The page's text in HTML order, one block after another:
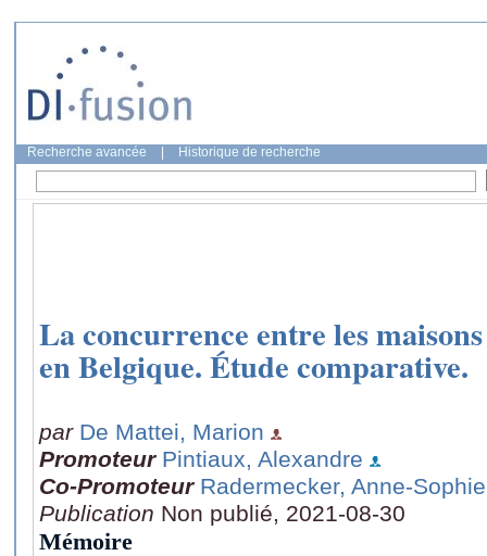
Recherche avancée Historique de recherche
La concurrence entre les
en Belgique. Étude comparative.
par De Mattei, Marion
Promoteur Pintiaux, Alexandre
Co-Promoteur Radermecker, Anne-Sophie
Publication Non publié, 2021-08-30
Mémoire